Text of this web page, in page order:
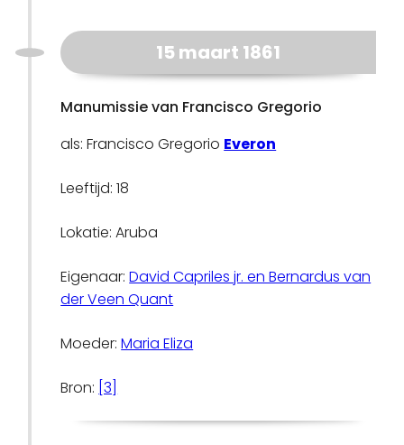
15 maart 1861
Manumissie van Francisco Gregorio
als: Francisco Gregorio Everon
Leeftijd: 18
Lokatie: Aruba
Eigenaar:David Capriles jr. en Bernardus van
der Veen Quant
Moeder:Maria Eliza
Bron: [3]